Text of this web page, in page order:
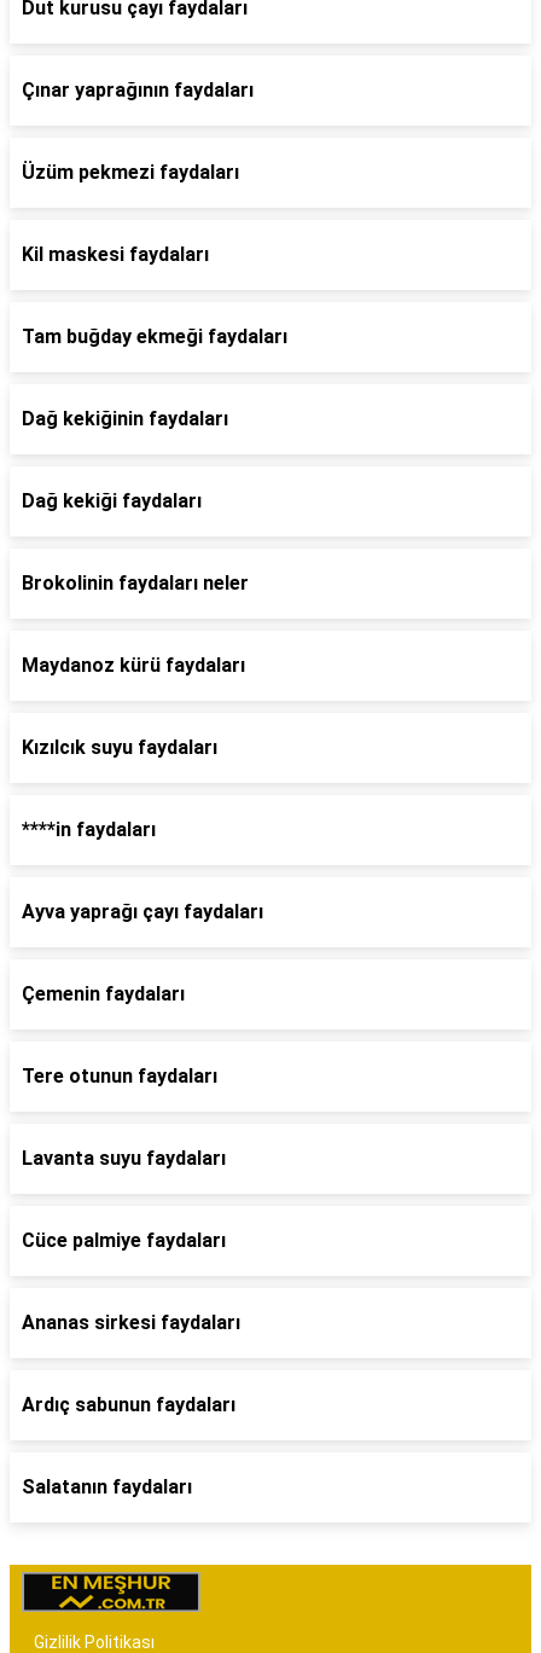
Dut kurusu çayı faydaları
Çınar yaprağının faydaları
Üzüm pekmezi faydaları
Kil maskesi faydaları
Tam buğday ekmeği faydaları
Dağ kekiğinin faydaları
Dağ kekiği faydaları
Brokolinin faydaları neler
Maydanoz kürü faydaları
Kızılcık suyu faydaları
****in faydaları
Ayva yaprağı çayı faydaları
Çemenin faydaları
Tere otunun faydaları
Lavanta suyu faydaları
Cüce palmiye faydaları
Ananas sirkesi faydaları
Ardıç sabunun faydaları
Salatanın faydaları
Gizlilik Politikası